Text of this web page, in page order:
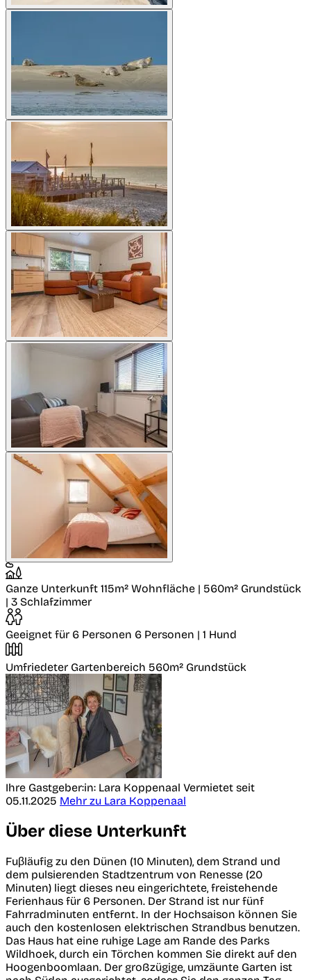
Ganze Unterkunft 115m² Wohnfläche | 560m² Grundstück
| 3 Schlafzimmer
Geeignet für 6 Personen 6 Personen | 1 Hund
Umfriedeter Gartenbereich 560m² Grundstück
Ihre Gastgeber:in: Lara Koppenaal Vermietet seit
05.11.2025 Mehr zu Lara Koppenaal
Über diese Unterkunft
Fuβläufig zu den Dünen (10 Minuten), dem Strand und
dem pulsierenden Stadtzentrum von Renesse (20
Minuten) liegt dieses neu eingerichtete, freistehende
Ferienhaus für 6 Personen. Der Strand ist nur fünf
Fahrradminuten entfernt. In der Hochsaison können Sie
auch den kostenlosen elektrischen Strandbus benutzen.
Das Haus hat eine ruhige Lage am Rande des Parks
Wildhoek, durch ein Törchen kommen Sie direkt auf den
Hoogenboomlaan. Der großzügige, umzäunte Garten ist